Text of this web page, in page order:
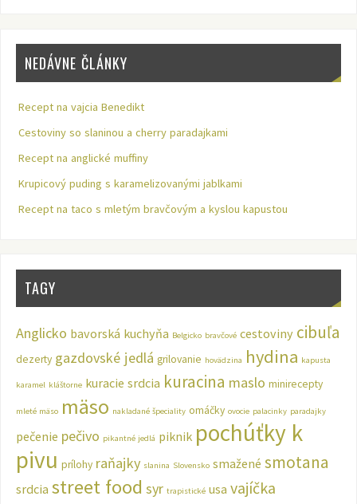
NEDÁVNE ČLÁNKY
Recept na vajcia Benedikt
Cestoviny so slaninou a cherry paradajkami
Recept na anglické muffiny
Krupicový puding s karamelizovanými jablkami
Recept na taco s mletým bravčovým a kyslou kapustou
TAGY
Anglicko bavorská kuchyňa Belgicko bravčové cestoviny cibuľa
dezerty gazdovské jedlá grilovanie hovädzina hydina kapusta
karamel kláštorne kuracie srdcia kuracina maslo minirecepty
mleté mäso mäso nakladané špeciality omáčky ovocie palacinky paradajky
pečenie pečivo pikantné jedlá piknik pochúťky k
pivu prílohy raňajky slanina Slovensko smažené smotana
srdcia street food syr trapistické usa vajíčka